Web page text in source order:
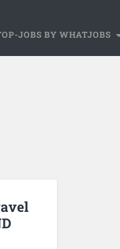
JOBS BY WHATJOBS